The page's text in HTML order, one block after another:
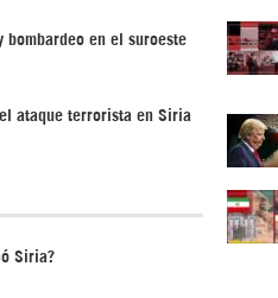
bombardeo en el suroeste
ataque terrorista en Siria
Siria?